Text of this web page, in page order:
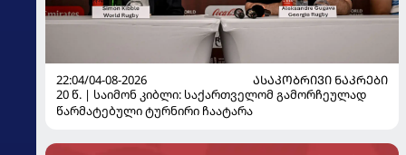
22:04/04-08-2026
ᲐᲡᲐᲙᲝᲑᲠᲘᲕᲘ ᲜᲐᲙᲠᲔᲑᲘ
20 წ. | საიმონ კიბლი: საქართველომ გამორჩეულად
წარმატებული ტურნირი ჩაატარა